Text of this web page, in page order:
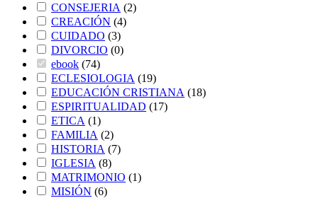
CONSEJERIA (2)
CREACIÓN (4)
CUIDADO (3)
DIVORCIO (0)
ebook (74)
ECLESIOLOGIA (19)
EDUCACIÓN CRISTIANA (18)
ESPIRITUALIDAD (17)
ETICA (1)
FAMILIA (2)
HISTORIA (7)
IGLESIA (8)
MATRIMONIO (1)
MISIÓN (6)